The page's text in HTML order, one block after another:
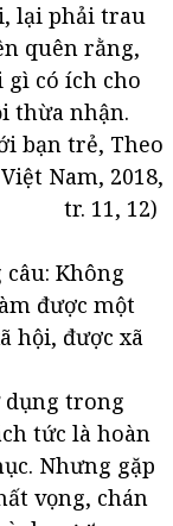
lại phải trau
quên rằng,
có ích cho
thừa nhận.
bạn trẻ, Theo
Nam, 2018,
tr. 11, 12)
Không
được một
hội, được xã
dụng trong
tức là hoàn
Nhưng gặp
vọng, chán